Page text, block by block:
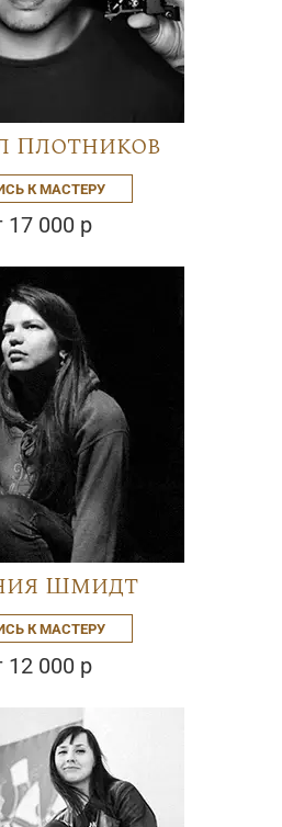
Плотников
К МАСТЕРУ
17 000 р
Шмидт
К МАСТЕРУ
12 000 р